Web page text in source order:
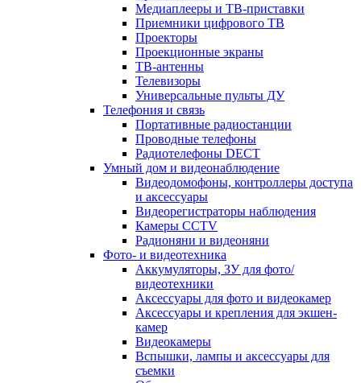
Медиаплееры и ТВ-приставки
Приемники цифрового ТВ
Проекторы
Проекционные экраны
ТВ-антенны
Телевизоры
Универсальные пульты ДУ
Телефония и связь
Портативные радиостанции
Проводные телефоны
Радиотелефоны DECT
Умный дом и видеонаблюдение
Видеодомофоны, контроллеры доступа
и аксессуары
Видеорегистраторы наблюдения
Камеры CCTV
Радионяни и видеоняни
Фото- и видеотехника
Аккумуляторы, ЗУ для фото/
видеотехники
Аксессуары для фото и видеокамер
Аксессуары и крепления для экшен-
камер
Видеокамеры
Вспышки, лампы и аксессуары для
съемки